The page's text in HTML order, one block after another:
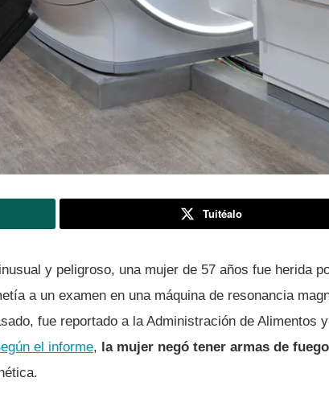
Tuitéalo
y peligroso, una mujer de 57 años fue herida
a un examen en una máquina de resonancia
fue reportado a la Administración de Alimentos
el informe, la mujer negó tener armas de fuego